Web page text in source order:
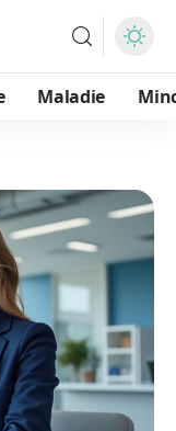
Maladie